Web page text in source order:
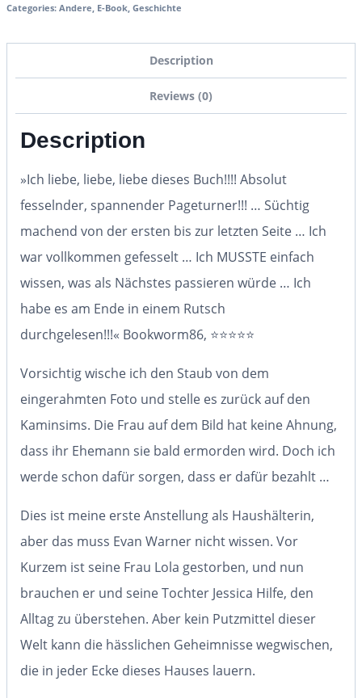
Categories: Andere, E-Book, Geschichte
Description
Reviews (0)
Description
»Ich liebe, liebe, liebe dieses Buch!!!! Absolut
fesselnder, spannender Pageturner!!! … Süchtig
machend von der ersten bis zur letzten Seite … Ich
war vollkommen gefesselt … Ich MUSSTE einfach
wissen, was als Nächstes passieren würde … Ich
habe es am Ende in einem Rutsch
durchgelesen!!!« Bookworm86, ️️️️ ⭐⭐⭐⭐⭐
Vorsichtig wische ich den Staub von dem
eingerahmten Foto und stelle es zurück auf den
Kaminsims. Die Frau auf dem Bild hat keine Ahnung,
dass ihr Ehemann sie bald ermorden wird. Doch ich
werde schon dafür sorgen, dass er dafür bezahlt …
Dies ist meine erste Anstellung als Haushälterin,
aber das muss Evan Warner nicht wissen. Vor
Kurzem ist seine Frau Lola gestorben, und nun
brauchen er und seine Tochter Jessica Hilfe, den
Alltag zu überstehen. Aber kein Putzmittel dieser
Welt kann die hässlichen Geheimnisse wegwischen,
die in jeder Ecke dieses Hauses lauern.